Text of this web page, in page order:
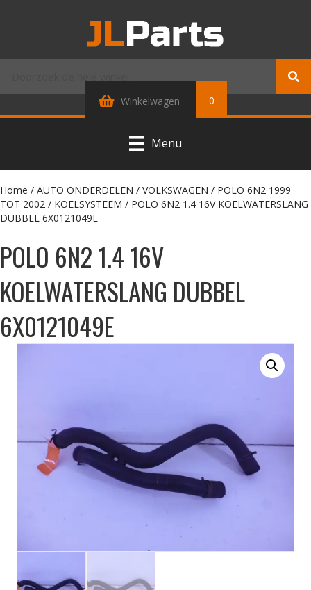
Winkelwagen 0
Menu
Home / AUTO ONDERDELEN / VOLKSWAGEN / POLO 6N2 1999
TOT 2002 / KOELSYSTEEM / POLO 6N2 1.4 16V KOELWATERSLANG
DUBBEL 6X0121049E
POLO 6N2 1.4 16V
KOELWATERSLANG DUBBEL
6X0121049E